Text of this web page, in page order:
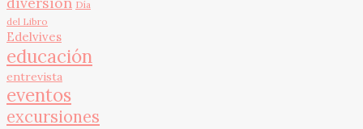
Día
del Libro
Edelvives
educación
entrevista
eventos
excursiones